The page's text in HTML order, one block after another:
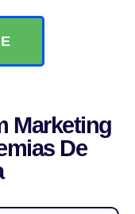
Marketing
De